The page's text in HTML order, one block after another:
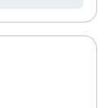
в своем